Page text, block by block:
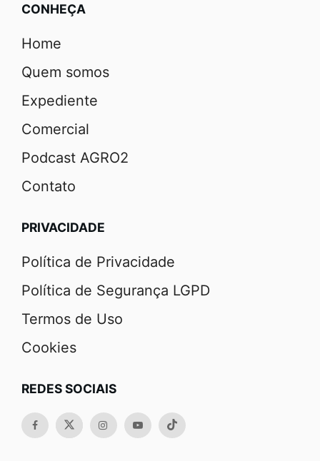
CONHEÇA
Home
Quem somos
Expediente
Comercial
Podcast AGRO2
Contato
PRIVACIDADE
Política de Privacidade
Política de Segurança LGPD
Termos de Uso
Cookies
REDES SOCIAIS